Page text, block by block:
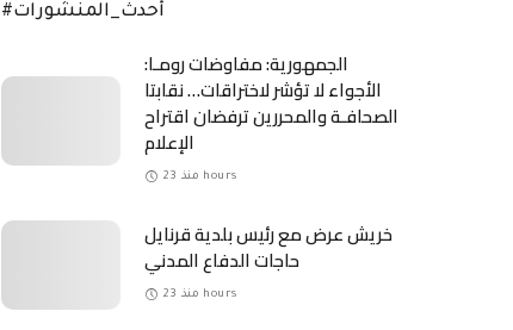
#أحدث_المنشورات
الجمهورية: مفاوضات رومـا:
الأجواء لا تؤشر لاختراقات… نقابتا
الصحافـة والمحررين ترفضان اقتراح
الإعلام
منذ 23 hours
خريش عرض مع رئيس بلدية قرنايل
حاجات الدفاع المدني
منذ 23 hours